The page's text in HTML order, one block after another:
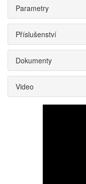
Parametry
Příslušenství
Dokumenty
Video